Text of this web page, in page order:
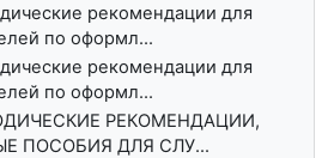
рекомендации для
по оформл...
рекомендации для
по оформл...
РЕКОМЕНДАЦИИ,
ПОСОБИЯ ДЛЯ СЛУ...